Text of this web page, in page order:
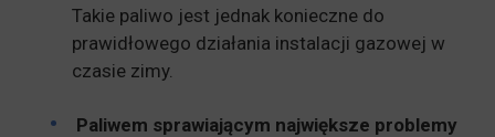
Takie paliwo jest jednak konieczne do
prawidłowego działania instalacji gazowej w
czasie zimy.
Paliwem sprawiającym największe problemy